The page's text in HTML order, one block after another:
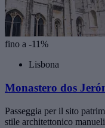
fino a -11%
Lisbona
Monastero dos
Passeggia per il sito
stile architettonico